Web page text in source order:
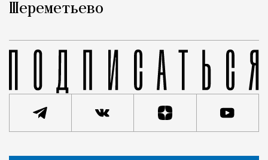
Шереметьево